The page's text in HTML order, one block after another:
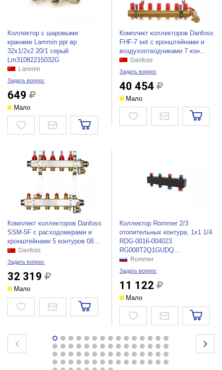
Коллектор с шаровыми
кранами Lammin ppr вр
32x1/2x2 20/1 серый
Lm31082215032G
Lammin
Задать вопрос
649
Мало
Комплект коллекторов Danfoss
FHF-7 set с кронштейнами и
воздухоотводчиками 7 кон...
Danfoss
Задать вопрос
40 454
Мало
Комплект коллекторов Danfoss
SSM-5F с расходомерами и
кронштейнами 5 контуров 08...
Danfoss
Задать вопрос
32 319
Мало
Коллектор Rommer 2/3
отопительных контура, 1х1 1/4
RDG-0016-004023
RG008T2Q1GUDQ...
Rommer
Задать вопрос
11 122
Мало